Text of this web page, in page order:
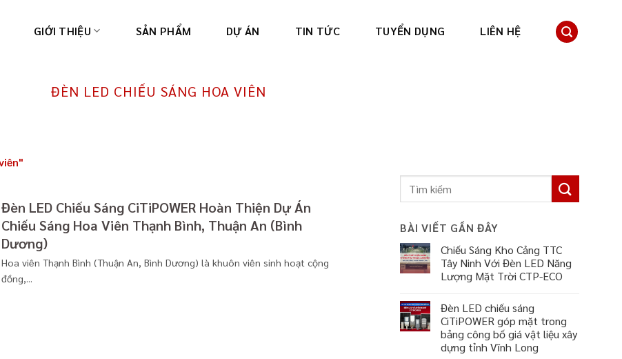
GIỚI THIỆU SẢN PHẨM DỰ ÁN TIN TỨC TUYỂN DỤNG LIÊN HỆ
ĐÈN LED CHIẾU SÁNG HOA VIÊN
Đèn LED Chiếu Sáng CiTiPOWER Hoàn Thiện Dự Án
Chiếu Sáng Hoa Viên Thạnh Bình, Thuận An (Bình
Dương)
Hoa viên Thạnh Bình (Thuận An, Bình Dương) là khuôn viên sinh hoạt cộng
đồng,...
BÀI VIẾT GẦN ĐÂY
Chiếu Sáng Kho Cảng TTC
Tây Ninh Với Đèn LED Năng
Lượng Mặt Trời CTP-ECO
Đèn LED chiếu sáng
CiTiPOWER góp mặt trong
bảng công bố giá vật liệu xây
dựng tỉnh Vĩnh Long